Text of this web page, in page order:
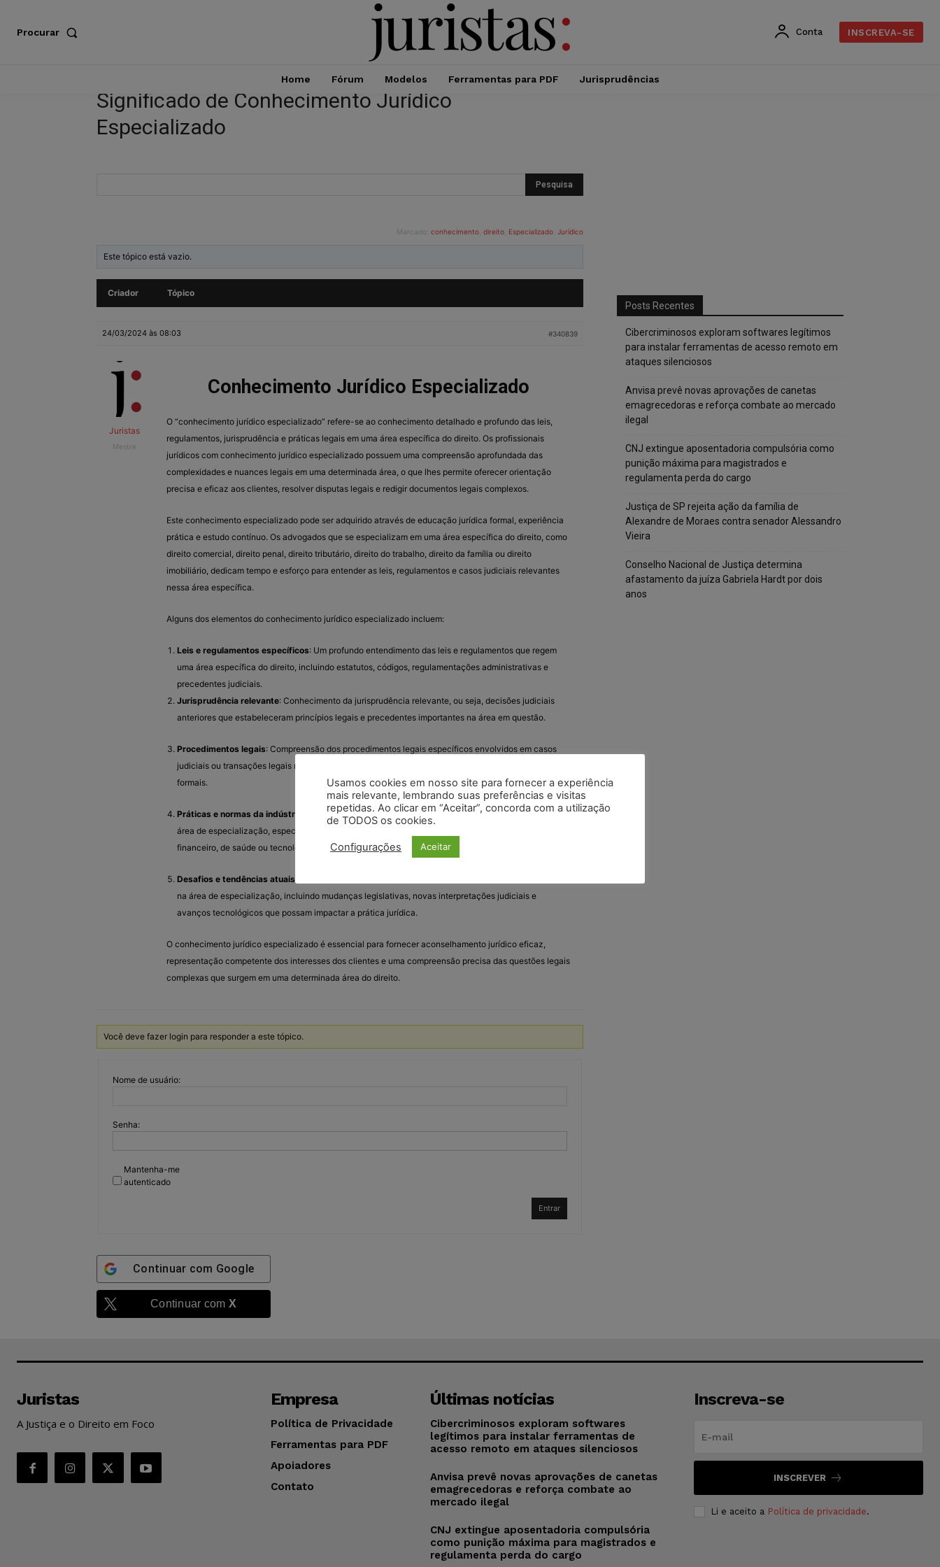
Procurar Conta INSCREVA-SE
Home Fórum Modelos Ferramentas para PDF Jurisprudências
Significado de Conhecimento Jurídico
Especializado
Marcado: conhecimento direito Especializado Jurídico
Este tópico está vazio.
Criador Tópico
24/03/2024 às 08:03 #340839
Juristas
Mestre
Conhecimento Jurídico Especializado
O “conhecimento jurídico especializado” refere-se ao conhecimento detalhado e profundo das leis,
regulamentos, jurisprudência e práticas legais em uma área específica do direito. Os profissionais
jurídicos com conhecimento jurídico especializado possuem uma compreensão aprofundada das
complexidades e nuances legais em uma determinada área, o que lhes permite oferecer orientação
precisa e eficaz aos clientes, resolver disputas legais e redigir documentos legais complexos.
Este conhecimento especializado pode ser adquirido através de educação jurídica formal, experiência
prática e estudo contínuo. Os advogados que se especializam em uma área específica do direito, como
direito comercial, direito penal, direito tributário, direito do trabalho, direito da família ou direito
imobiliário, dedicam tempo e esforço para entender as leis, regulamentos e casos judiciais relevantes
nessa área específica.
Alguns dos elementos do conhecimento jurídico especializado incluem:
Leis e regulamentos específicos: Um profundo entendimento das leis e regulamentos que regem
uma área específica do direito, incluindo estatutos, códigos, regulamentações administrativas e
precedentes judiciais.
Jurisprudência relevante: Conhecimento da jurisprudência relevante, ou seja, decisões judiciais
anteriores que estabeleceram princípios legais e precedentes importantes na área em questão.
Procedimentos legais: Compreensão dos procedimentos legais específicos envolvidos em casos
judiciais ou transações legais na área de especialização, incluindo prazos, protocolos e requisitos
formais.
Práticas e normas da indústria
: Conhecimento das práticas e normas da indústria relevantes à
área de especialização, especialmente em setores altamente regulamentados, como o setor
financeiro, de saúde ou tecnologia.
Desafios e tendências atuais
na área de especialização, incluindo mudanças legislativas, novas interpretações judiciais e
avanços tecnológicos que possam impactar a prática jurídica.
O conhecimento jurídico especializado é essencial para fornecer aconselhamento jurídico eficaz,
representação competente dos interesses dos clientes e uma compreensão precisa das questões legais
complexas que surgem em uma determinada área do direito.
Você deve fazer login para responder a este tópico.
Nome de usuário:
Senha:
Mantenha-me
autenticado
Entrar
Continuar com Google
Continuar com X
Posts Recentes
Cibercriminosos exploram softwares legítimos
para instalar ferramentas de acesso remoto em
ataques silenciosos
Anvisa prevê novas aprovações de canetas
emagrecedoras e reforça combate ao mercado
ilegal
CNJ extingue aposentadoria compulsória como
punição máxima para magistrados e
regulamenta perda do cargo
Justiça de SP rejeita ação da família de
Alexandre de Moraes contra senador Alessandro
Vieira
Conselho Nacional de Justiça determina
afastamento da juíza Gabriela Hardt por dois
anos
Juristas
A Justiça e o Direito em Foco
Empresa
Política de Privacidade
Ferramentas para PDF
Apoiadores
Contato
Últimas notícias
Cibercriminosos exploram softwares
legítimos para instalar ferramentas de
acesso remoto em ataques silenciosos
Anvisa prevê novas aprovações de canetas
emagrecedoras e reforça combate ao
mercado ilegal
CNJ extingue aposentadoria compulsória
como punição máxima para magistrados e
regulamenta perda do cargo
Inscreva-se
INSCREVER
Li e aceito a Política de privacidade.
Usamos cookies em nosso site para fornecer a experiência
mais relevante, lembrando suas preferências e visitas
repetidas. Ao clicar em “Aceitar”, concorda com a utilização
de TODOS os cookies.
Configurações Aceitar